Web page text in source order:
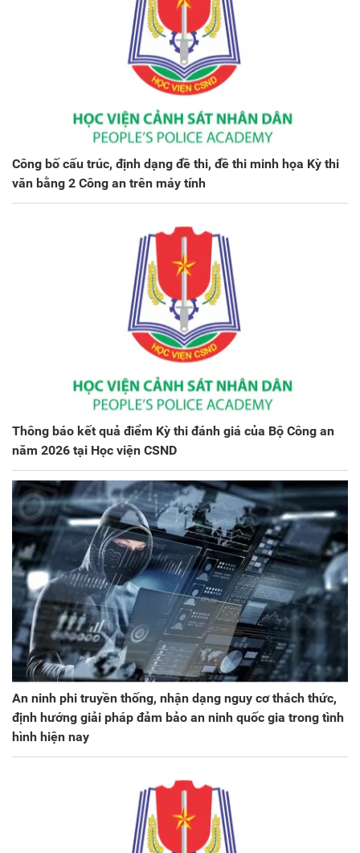
Công bố cấu trúc, định dạng đề thi, đề thi minh họa Kỳ thi
văn bằng 2 Công an trên máy tính
Thông báo kết quả điểm Kỳ thi đánh giá của Bộ Công an
năm 2026 tại Học viện CSND
An ninh phi truyền thống, nhận dạng nguy cơ thách thức,
định hướng giải pháp đảm bảo an ninh quốc gia trong tình
hình hiện nay